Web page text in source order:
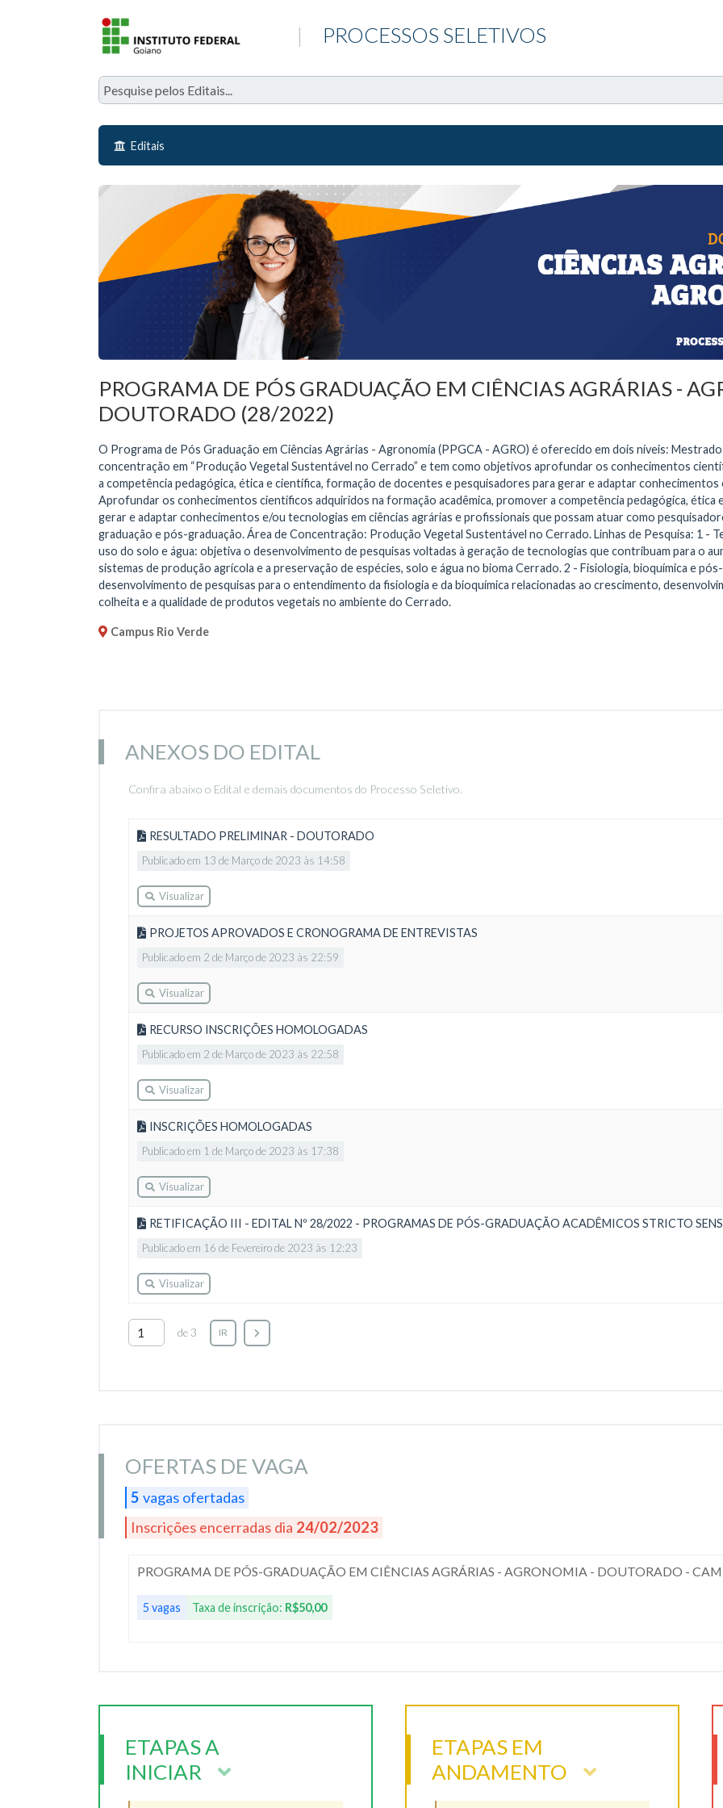
| PROCESSOS SELETIVOS
Editais
PROGRAMA DE PÓS GRADUAÇÃO EM CIÊNCIAS AGRÁRIAS -
DOUTORADO (28/2022)
O Programa de Pós Graduação em Ciências Agrárias - Agronomia (PPGCA - AGRO) é oferecido em dois níveis:
concentração em “Produção Vegetal Sustentável no Cerrado” e tem como objetivos aprofundar os conhecimentos
a competência pedagógica, ética e científica, formação de docentes e pesquisadores para gerar e adaptar
Aprofundar os conhecimentos científicos adquiridos na formação acadêmica, promover a competência pedagógica,
gerar e adaptar conhecimentos e/ou tecnologias em ciências agrárias e profissionais que possam atuar como
graduação e pós-graduação. Área de Concentração: Produção Vegetal Sustentável no Cerrado. Linhas de Pesquisa: 1 -
uso do solo e água: objetiva o desenvolvimento de pesquisas voltadas à geração de tecnologias que contribuam para o
sistemas de produção agrícola e a preservação de espécies, solo e água no bioma Cerrado. 2 - Fisiologia, bioquímica e
desenvolvimento de pesquisas para o entendimento da fisiologia e da bioquímica relacionadas ao crescimento,
colheita e a qualidade de produtos vegetais no ambiente do Cerrado.
Campus Rio Verde
ANEXOS DO EDITAL
Confira abaixo o Edital e demais documentos do Processo Seletivo.
RESULTADO PRELIMINAR - DOUTORADO
Publicado em 13 de Março de 2023 às 14:58
Visualizar
PROJETOS APROVADOS E CRONOGRAMA DE ENTREVISTAS
Publicado em 2 de Março de 2023 às 22:59
Visualizar
RECURSO INSCRIÇÕES HOMOLOGADAS
Publicado em 2 de Março de 2023 às 22:58
Visualizar
INSCRIÇÕES HOMOLOGADAS
Publicado em 1 de Março de 2023 às 17:38
Visualizar
RETIFICAÇÃO III - EDITAL Nº 28/2022 - PROGRAMAS DE PÓS-GRADUAÇÃO ACADÊMICOS STRICTO
Publicado em 16 de Fevereiro de 2023 às 12:23
Visualizar
de 3 IR
OFERTAS DE VAGA
5 vagas ofertadas
Inscrições encerradas dia 24/02/2023
PROGRAMA DE PÓS-GRADUAÇÃO EM CIÊNCIAS AGRÁRIAS - AGRONOMIA - DOUTORADO -
5 vagas Taxa de inscrição: R$50,00
ETAPAS A
INICIAR
ETAPAS EM
ANDAMENTO